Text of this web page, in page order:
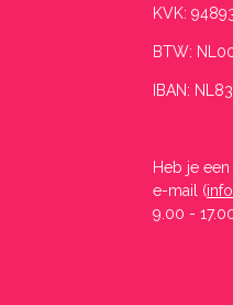
KVK:
BTW:
IBAN:
Heb je
e-mail (
9.00 -